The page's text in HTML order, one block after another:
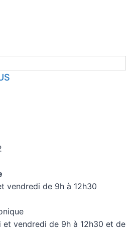
vendredi de 9h à 12h30
et vendredi de 9h à 12h30 et de